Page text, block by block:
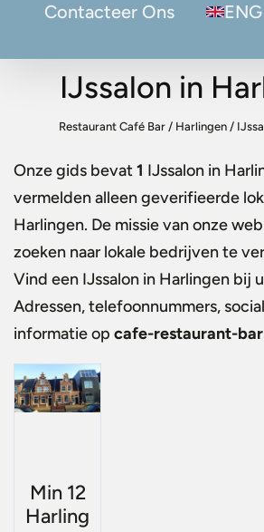
Contacteer Ons ENG
IJssalon in
Restaurant Café Bar / Harlingen /
Onze gids bevat1 IJssalon in
vermelden alleen geverifieerde
Harlingen. De missie van onze
zoeken naar lokale bedrijven te
Vind een IJssalon in Harlingen bij
Adressen, telefoonnummers,
informatie op cafe-restaurant-
Min 12
Harling